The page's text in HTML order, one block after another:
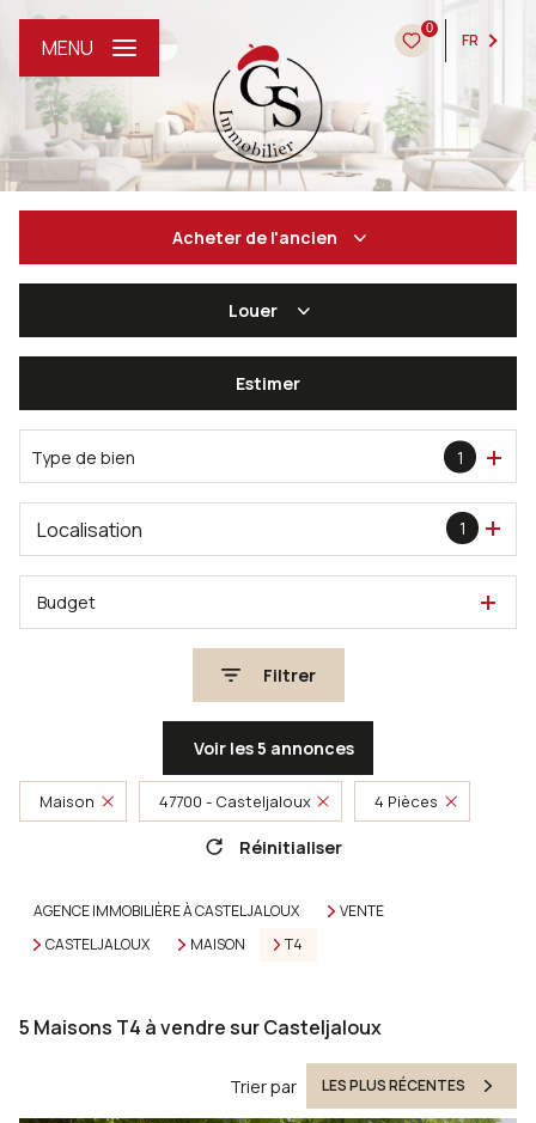
0
FR
MENU
Acheter de l'ancien
De l'immo pro
Louer
De l'immo pro
Estimer
Type de bien 1
1
Localisation
Budget
Filtrer
Voir les5 annonces
Maison 47700 - Casteljaloux 4 Pièces
Réinitialiser
AGENCE IMMOBILIÈRE À CASTELJALOUX
VENTE
CASTELJALOUX
MAISON T4
5 Maisons T4 à vendre sur Casteljaloux
Trier par LES PLUS RÉCENTES